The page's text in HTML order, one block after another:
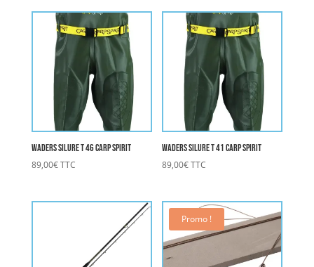
Waders Silure T 46 Carp Spirit
89,00€TTC
Waders Silure T 41 Carp Spirit
89,00€TTC
Promo !